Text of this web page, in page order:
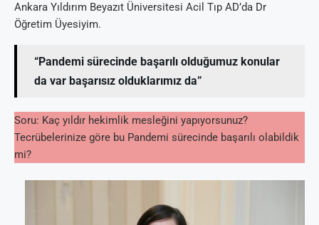
Ankara Yıldırım Beyazıt Üniversitesi Acil Tıp AD’da Dr
Öğretim Üyesiyim.
“Pandemi sürecinde başarılı olduğumuz konular
da var başarısız olduklarımız da”
Soru: Kaç yıldır hekimlik mesleğini yapıyorsunuz?
Tecrübelerinize göre bu Pandemi sürecinde başarılı olabildik
mi?